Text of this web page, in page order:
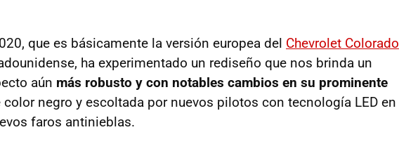
que es básicamente la versión europea del Chevrolet Colorado
ha experimentado un rediseño que nos brinda un
aún más robusto y con notables cambios en su prominente
color negro y escoltada por nuevos pilotos con tecnología LED en
faros antinieblas.